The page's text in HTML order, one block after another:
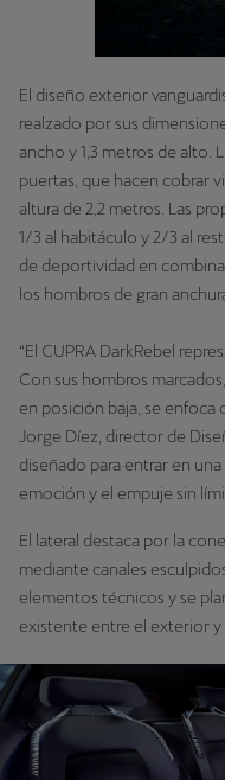
El diseño exterior
realzado por sus
ancho y 1,3 metros de alto.
puertas, que hacen cobrar
altura de 2,2 metros. Las
1/3 al habitáculo y 2/3 al
de deportividad en
los hombros de gran
“El CUPRA DarkRebel
Con sus hombros
en posición baja, se enfoca
Jorge Díez, director de
diseñado para entrar en
emoción y el empuje sin
El lateral destaca por la
mediante canales
elementos técnicos y se
existente entre el exterior y